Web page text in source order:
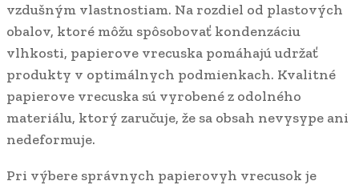
vzdušným vlastnostiam. Na rozdiel od plastových
obalov, ktoré môžu spôsobovať kondenzáciu
vlhkosti, papierove vrecuska pomáhajú udržať
produkty v optimálnych podmienkach. Kvalitné
papierove vrecuska sú vyrobené z odolného
materiálu, ktorý zaručuje, že sa obsah nevysype ani
nedeformuje.
Pri výbere správnych papierovyh vrecusok je